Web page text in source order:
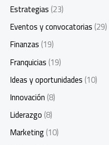
Estrategias(23)
Eventos y convocatorias(29)
Finanzas(19)
Franquicias(19)
Ideas y oportunidades(10)
Innovación(8)
Liderazgo(8)
Marketing(10)